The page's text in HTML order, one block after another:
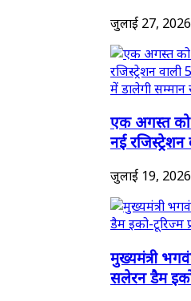
जुलाई 27, 2026
एक अगस्त
नई रजिस्ट्रेशन
जुलाई 19, 2026
मुख्यमंत्री
सलेरन डैम